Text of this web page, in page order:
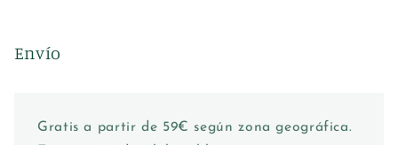
Envío
Gratis a partir de 59€ según zona geográfica.